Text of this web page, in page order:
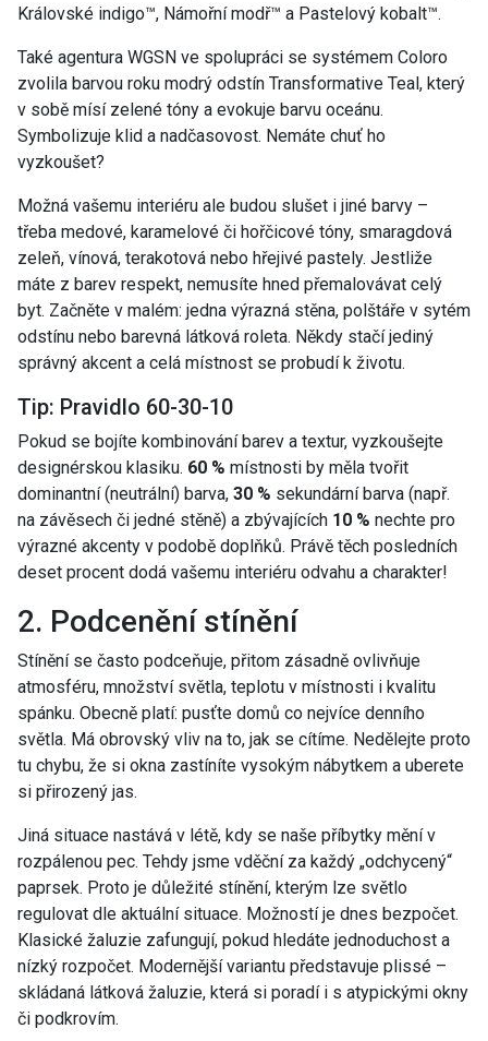
Královské indigo™, Námořní modř™ a Pastelový kobalt™.
Také agentura WGSN ve spolupráci se systémem Coloro
zvolila barvou roku modrý odstín Transformative Teal, který
v sobě mísí zelené tóny a evokuje barvu oceánu.
Symbolizuje klid a nadčasovost. Nemáte chuť ho
vyzkoušet?
Možná vašemu interiéru ale budou slušet i jiné barvy –
třeba medové, karamelové či hořčicové tóny, smaragdová
zeleň, vínová, terakotová nebo hřejivé pastely. Jestliže
máte z barev respekt, nemusíte hned přemalovávat celý
byt. Začněte v malém: jedna výrazná stěna, polštáře v sytém
odstínu nebo barevná látková roleta. Někdy stačí jediný
správný akcent a celá místnost se probudí k životu.
Tip: Pravidlo 60-30-10
Pokud se bojíte kombinování barev a textur, vyzkoušejte
designérskou klasiku. 60 % místnosti by měla tvořit
dominantní (neutrální) barva, 30 % sekundární barva (např.
na závěsech či jedné stěně) a zbývajících 10 % nechte pro
výrazné akcenty v podobě doplňků. Právě těch posledních
deset procent dodá vašemu interiéru odvahu a charakter!
2. Podcenění stínění
Stínění se často podceňuje, přitom zásadně ovlivňuje
atmosféru, množství světla, teplotu v místnosti i kvalitu
spánku. Obecně platí: pusťte domů co nejvíce denního
světla. Má obrovský vliv na to, jak se cítíme. Nedělejte proto
tu chybu, že si okna zastíníte vysokým nábytkem a uberete
si přirozený jas.
Jiná situace nastává v létě, kdy se naše příbytky mění v
rozpálenou pec. Tehdy jsme vděční za každý „odchycený“
paprsek. Proto je důležité stínění, kterým lze světlo
regulovat dle aktuální situace. Možností je dnes bezpočet.
Klasické žaluzie zafungují, pokud hledáte jednoduchost a
nízký rozpočet. Modernější variantu představuje plissé –
skládaná látková žaluzie, která si poradí i s atypickými okny
či podkrovím.